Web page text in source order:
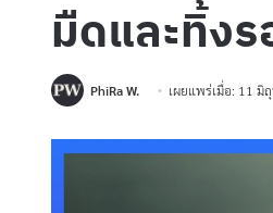
มืดและทิ้งร
PhiRa W. เผยแพร่เมื่อ: 11 มิ